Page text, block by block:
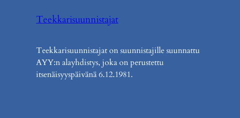
Teekkarisuunnistajat
Teekkarisuunnistajat on suunnistajille suunnattu
AYY:n alayhdistys, joka on perustettu
itsenäisyyspäivänä 6.12.1981.